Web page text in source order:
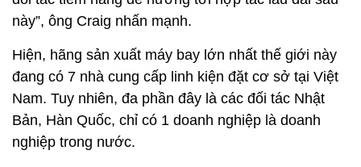
này”, ông Craig nhấn mạnh.
Hiện, hãng sản xuất máy bay lớn nhất thế giới này
đang có 7 nhà cung cấp linh kiện đặt cơ sở tại Việt
Nam. Tuy nhiên, đa phần đây là các đối tác Nhật
Bản, Hàn Quốc, chỉ có 1 doanh nghiệp là doanh
nghiệp trong nước.